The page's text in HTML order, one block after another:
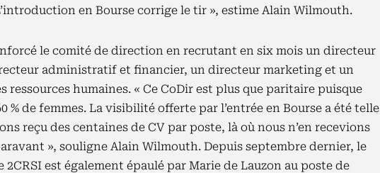
en Bourse corrige le tir », estime Alain Wilmouth.
le comité de direction en recrutant en six mois un directeur
administratif et financier, un directeur marketing et un
ressources humaines. « Ce CoDir est plus que paritaire puisque
% de femmes. La visibilité offerte par l’entrée en Bourse a été telle
reçu des centaines de CV par poste, là où nous n’en recevions
», souligne Alain Wilmouth. Depuis septembre dernier, le
2CRSI est également épaulé par Marie de Lauzon au poste de